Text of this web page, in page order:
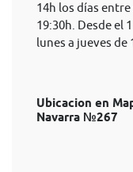
14h los días entre
19:30h. Desde el
lunes a jueves de
Ubicacion en
Navarra №267